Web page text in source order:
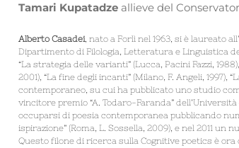
Tamari Kupatadzeallieve del
Alberto Casadei, nato a Forlì nel 1963, si è laureato
Dipartimento di Filologia, Letteratura e Linguistica
“La strategia delle varianti” (Lucca, Pacini Fazzi,
2001), “La fine degli incanti” (Milano, F. Angeli,
contemporaneo, su cui ha pubblicato uno studio
vincitore premio “A. Todaro-Faranda”
occuparsi di poesia contemporanea pubblicando
ispirazione” (Roma, L. Sossella, 2009), e nel 2011
Questo filone di ricerca sulla Cognitive poetics è ora